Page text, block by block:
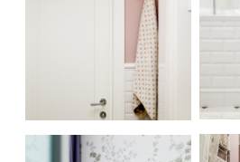
Двух комнатная квартира на